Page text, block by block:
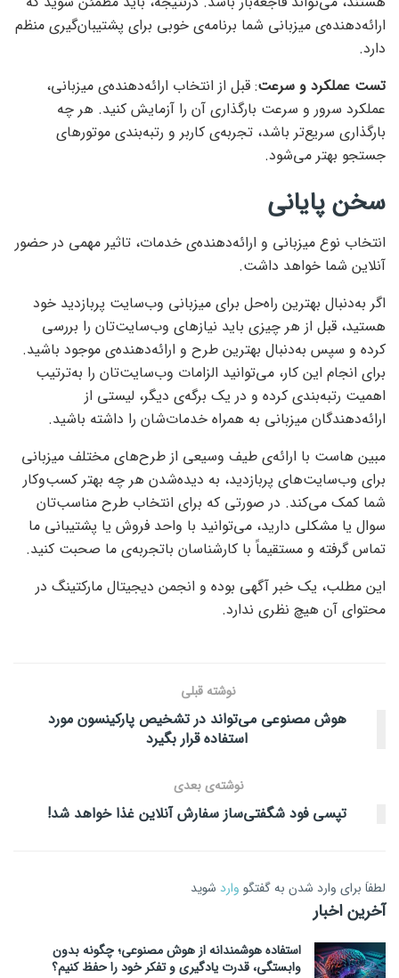
ارائه‌دهنده‌ی میزبانی شما برنامه‌ی خوبی برای پشتیبان‌گیری منظم
دارد.
تست عملکرد و سرعت: قبل از انتخاب ارائه‌دهنده‌ی میزبانی،
عملکرد سرور و سرعت بارگذاری آن را آزمایش کنید. هر چه
بارگذاری سریع‌تر باشد، تجربه‌ی کاربر و رتبه‌بندی موتورهای
جستجو بهتر می‌شود.
سخن پایانی
انتخاب نوع میزبانی و ارائه‌دهنده‌ی خدمات، تاثیر مهمی در حضور
آنلاین شما خواهد داشت.
اگر به‌دنبال بهترین راه‌حل برای میزبانی وب‌سایت پربازدید خود
هستید، قبل از هر چیزی باید نیازهای وب‌سایت‌تان را بررسی
کرده و سپس به‌دنبال بهترین طرح و ارائه‌دهنده‌ی موجود باشید.
برای انجام این کار، می‌توانید الزامات وب‌سایت‌تان را به‌ترتیب
اهمیت رتبه‌بندی کرده و در یک برگه‌ی دیگر، لیستی از
ارائه‌دهندگان میزبانی به همراه خدمات‌شان را داشته باشید.
مبین هاست با ارائه‌ی طیف وسیعی از طرح‌های مختلف میزبانی
برای وب‌سایت‌های پربازدید، به دیده‌شدن هر چه بهتر کسب‌وکار
شما کمک می‌کند. در صورتی که برای انتخاب طرح مناسب‌تان
سوال یا مشکلی دارید، می‌توانید با واحد فروش یا پشتیبانی ما
تماس گرفته و مستقیماً با کارشناسان باتجربه‌ی ما صحبت کنید.
این مطلب، یک خبر آگهی بوده و انجمن دیجیتال مارکتینگ در
محتوای آن هیچ نظری ندارد.
نوشته قبلی
هوش مصنوعی می‌تواند در تشخیص پارکینسون مورد
استفاده قرار بگیرد
نوشته‌ی بعدی
تپسی فود شگفتی‌ساز سفارش آنلاین غذا خواهد شد!
لطفاَ برای وارد شدن به گفتگو وارد شوید
آخرین اخبار
استفاده هوشمندانه از هوش مصنوعی؛ چگونه بدون
وابستگی، قدرت یادگیری و تفکر خود را حفظ کنیم؟